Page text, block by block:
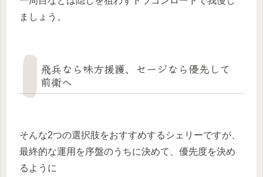
ましょう。
飛兵なら味方援護、セージなら優先して
前衛へ
そんな2つの選択肢をおすすめするシェリーですが、
最終的な運用を序盤のうちに決めて、優先度を決め
るように